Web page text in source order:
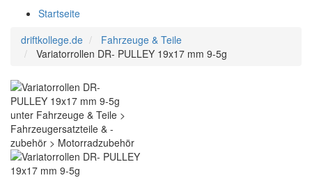
Startseite
driftkollege.de
Fahrzeuge & Teile
Variatorrollen DR- PULLEY 19x17 mm 9-5g